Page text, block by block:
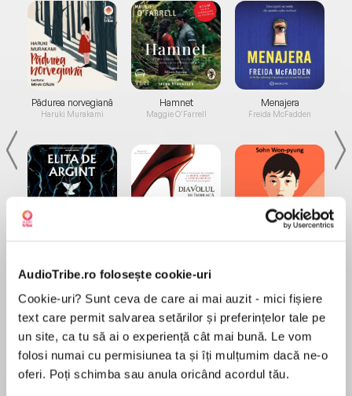
AudioTribe.ro folosește cookie-uri
Cookie-uri? Sunt ceva de care ai mai auzit - mici fișiere
text care permit salvarea setărilor și preferințelor tale pe
un site, ca tu să ai o experiență cât mai bună. Le vom
folosi numai cu permisiunea ta și îți mulțumim dacă ne-o
oferi. Poți schimba sau anula oricând acordul tău.
Pădurea norvegiană
Haruki Murakami
Hamnet
Maggie O'Farrell
Menajera
Freida McFadden
Desprecarte
Big Girl Panties by Stephanie Evanovich is a